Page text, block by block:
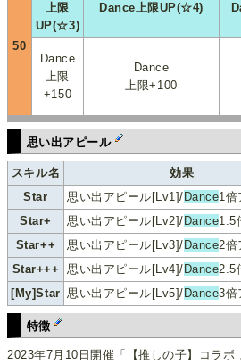
50
上限
UP(☆3)
Dance上限UP(☆4)
Dance
上限
+150
Dance
上限+100
思い出アピール
スキル名
効果
Star
思い出アピール[Lv1]/ Dance1倍
Star+
思い出アピール[Lv2]/ Dance1.5
Star++
思い出アピール[Lv3]/ Dance2倍
Star+++
思い出アピール[Lv4]/ Dance2.5
[My]Star 思い出アピール[Lv5]/ Dance3倍
特徴
2023年7月10日開催「【推しの子】コラ